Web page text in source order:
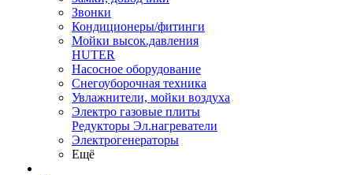
Звонки
Кондиционеры/фитинги
Мойки высок.давления
HUTER
Насосное оборудование
Снегоуборочная техника
Увлажнители, мойки воздуха
Электро газовые плиты
Редукторы Эл.нагреватели
Электрогенераторы
Ещё